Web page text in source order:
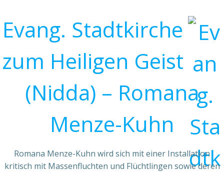
Evang. Stadtkirche
zum Heiligen Geist
(Nidda) – Romana
Menze-Kuhn
Romana Menze-Kuhn wird sich mit einer Installation
kritisch mit Massenfluchten und Flüchtlingen sowie deren